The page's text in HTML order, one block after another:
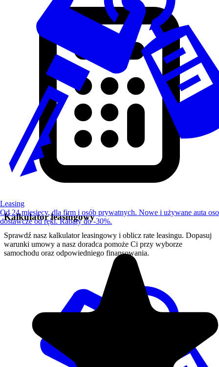
Kalkulator leasingowy
Sprawdź nasz kalkulator leasingowy i oblicz rate leasingu. Dopasuj
warunki umowy a nasz doradca pomoże Ci przy wyborze
samochodu oraz odpowiedniego finansowania.
Leasing
Od 24 miesięcy, dla firm i osób prywatnych. Nowe i używane auta
dostawcze od ręki. Rabaty do -30%.